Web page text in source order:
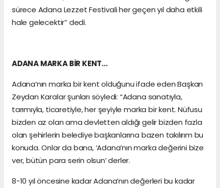
sürece Adana Lezzet Festivali her geçen yıl daha etkili
hale gelecektir” dedi.
ADANA MARKA BİR KENT…
Adana’nın marka bir kent olduğunu ifade eden Başkan
Zeydan Karalar şunları söyledi: “Adana sanatıyla,
tarımıyla, ticaretiyle, her şeyiyle marka bir kent. Nüfusu
bizden az olan ama devletten aldığı gelir bizden fazla
olan şehirlerin belediye başkanlarına bazen takılırım bu
konuda. Onlar da bana, ‘Adana’nın marka değerini bize
ver, bütün para serin olsun’ derler.
8-10 yıl öncesine kadar Adana’nın değerleri bu kadar